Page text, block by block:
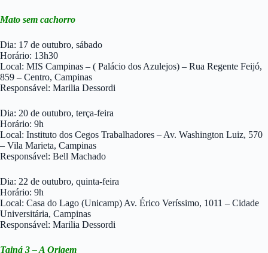
Mato sem cachorro
Dia: 17 de outubro, sábado
Horário: 13h30
Local: MIS Campinas – ( Palácio dos Azulejos) – Rua Regente Feijó,
859 – Centro, Campinas
Responsável: Marilia Dessordi
Dia: 20 de outubro, terça-feira
Horário: 9h
Local: Instituto dos Cegos Trabalhadores – Av. Washington Luiz, 570
– Vila Marieta, Campinas
Responsável: Bell Machado
Dia: 22 de outubro, quinta-feira
Horário: 9h
Local: Casa do Lago (Unicamp) Av. Érico Veríssimo, 1011 – Cidade
Universitária, Campinas
Responsável: Marilia Dessordi
Tainá 3 – A Origem